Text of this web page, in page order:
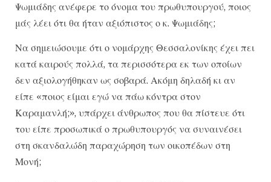
Ψωμιάδης ανέφερε το όνομα του πρωθυπουργού, ποιος
μάς λέει ότι θα ήταν αξιόπιστος ο κ. Ψωμιάδης;
Να σημειώσουμε ότι ο νομάρχης Θεσσαλονίκης έχει πει
κατά καιρούς πολλά, τα περισσότερα εκ των οποίων
δεν αξιολογήθηκαν ως σοβαρά. Ακόμη δηλαδή κι αν
είπε «ποιος είμαι εγώ να πάω κόντρα στον
Καραμανλή;», υπάρχει άνθρωπος που θα πίστευε ότι
του είπε προσωπικά ο πρωθυπουργός να συναινέσει
στη σκανδαλώδη παραχώρηση των οικοπέδων στη
Μονή;